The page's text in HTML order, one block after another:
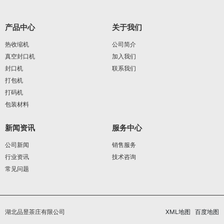
产品中心
热收缩机
真空封口机
封口机
打包机
打码机
包装材料
关于我们
公司简介
加入我们
联系我们
新闻资讯
公司新闻
行业资讯
常见问题
服务中心
销售服务
技术咨询
湖北品昱茶庄有限公司 XML地图 百度地图